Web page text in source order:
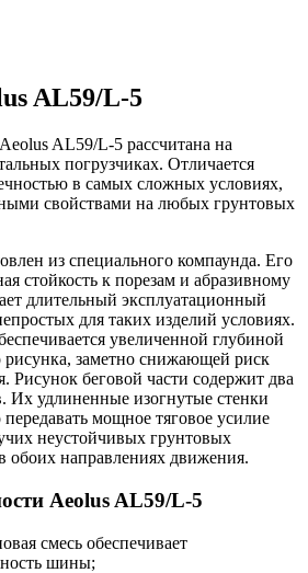
AL59/L-5
AL59/L-5 рассчитана на
погрузчиках. Отличается
в самых сложных условиях,
свойствами на любых грунтовых
из специального компаунда. Его
стойкость к порезам и абразивному
длительный эксплуатационный
для таких изделий условиях.
увеличенной глубиной
рисунка, заметно снижающей риск
Рисунок беговой части содержит два
Их удлиненные изогнутые стенки
мощное тяговое усилие
неустойчивых грунтовых
обоих направлениях движения.
Aeolus AL59/L-5
смесь обеспечивает
шины;